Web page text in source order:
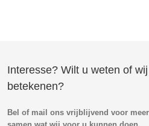
Interesse? Wilt u weten of
betekenen?
Bel of mail ons vrijblijvend voor